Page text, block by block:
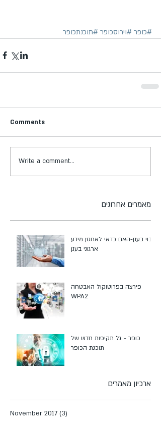
מאמרים אחרונים
ארכיון מאמרים
#כופר #וירוסכופר #תוכנתכופר
Comments
Write a comment...
גיבוי בענן-האם כדאי לאחסן מידע
ארגוני בענן
פירצה בפרוטוקול האבטחה
WPA2
כופר - גל תקיפות חדש של
תוכנת הכופר
November 2017 (3)